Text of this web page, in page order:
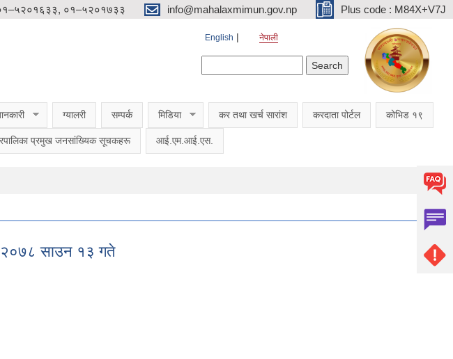
०१–५२०१७३३ info@mahalaxmimun.gov.np Plus code : M84X+V7J
English नेपाली
ग्यालरी सम्पर्क मिडिया कर तथा खर्च सारांश करदाता पोर्टल कोभिड १९
प्रमुख जनसांख्यिक सूचकहरू आई.एम.आई.एस.
२०७८ साउन १३ गते